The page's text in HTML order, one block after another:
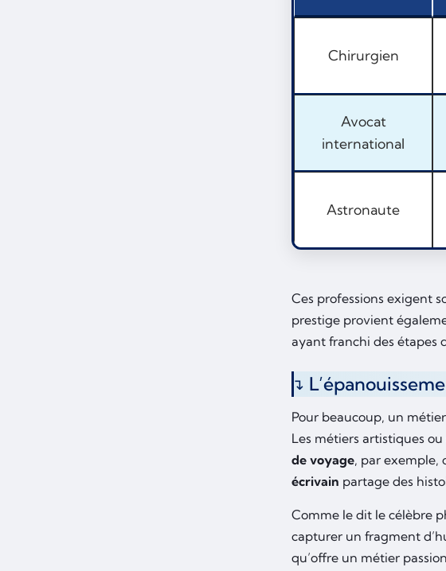
Chirurgien
Avocat
international
Astronaute
Ces professions exigent
prestige provient
ayant franchi des étapes
Pour beaucoup, un
Les métiers artistiques
de voyage, par exemple,
écrivain partage des
Comme le dit le célèbre
capturer un fragment
qu’offre un métier